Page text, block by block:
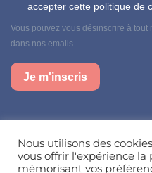
accepter cette politique de
Vous pouvez vous désinscrire à
dans nos emails.
Je m'inscris
Nous utilisons des
vous offrir l'expérience
mémorisant vos